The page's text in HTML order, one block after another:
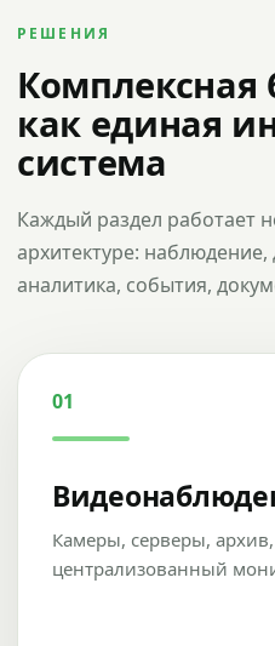
РЕШЕНИЯ
Комплексная
как единая
система
Каждый раздел работает
архитектуре: наблюдение,
аналитика, события,
01
Камеры, серверы,
централизованный